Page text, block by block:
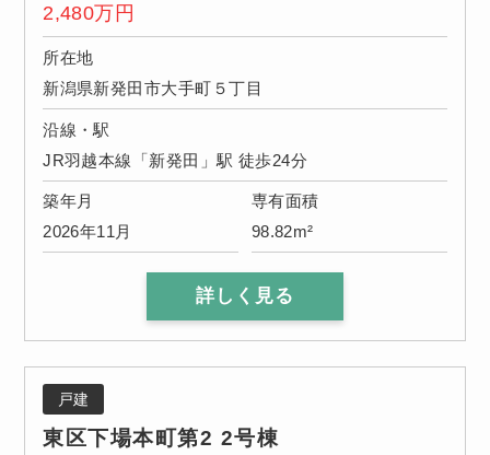
2,480万円
所在地
新潟県新発田市大手町５丁目
沿線・駅
JR羽越本線「新発田」駅 徒歩24分
築年月
2026年11月
専有面積
98.82m²
詳しく見る
戸建
東区下場本町第2 2号棟